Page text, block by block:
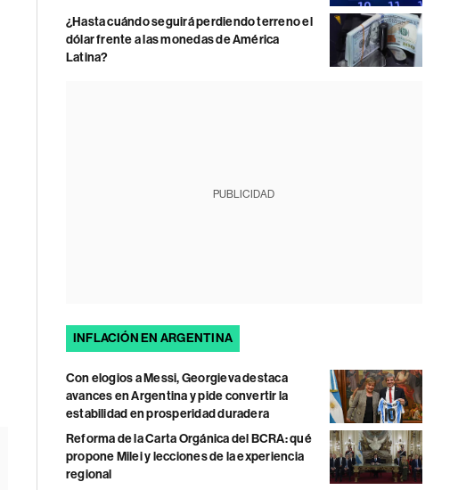
¿Hasta cuándo seguirá perdiendo terreno el
dólar frente a las monedas de América
Latina?
PUBLICIDAD
INFLACIÓN EN ARGENTINA
Con elogios a Messi, Georgieva destaca
avances en Argentina y pide convertir la
estabilidad en prosperidad duradera
Reforma de la Carta Orgánica del BCRA: qué
propone Milei y lecciones de la experiencia
regional